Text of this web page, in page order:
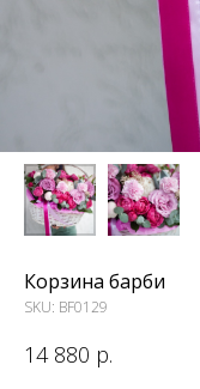
Корзина барби
SKU: BF0129
14 880 р.